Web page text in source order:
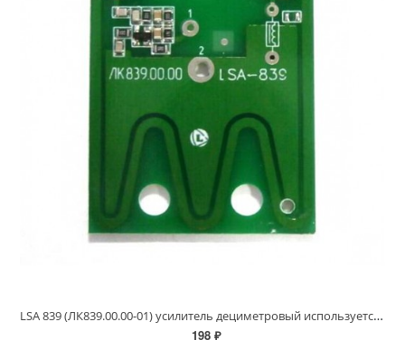
LSA 839 (ЛК839.00.00-01) усилитель дециметровый используется в антеннах Локус серии Меридиан.
198 ₽